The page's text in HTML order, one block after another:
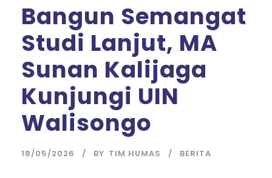
Bangun Semangat
Studi Lanjut, MA
Sunan Kalijaga
Kunjungi UIN
Walisongo
18/05/2026 BY TIM HUMAS BERITA